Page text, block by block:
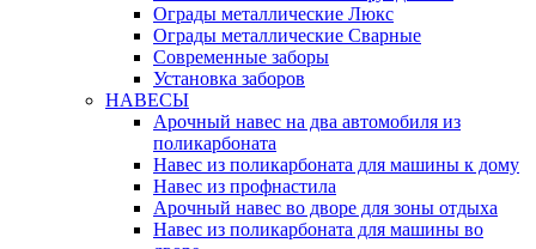
Ограды металлические Люкс
Ограды металлические Сварные
Современные заборы
Установка заборов
НАВЕСЫ
Арочный навес на два автомобиля из
поликарбоната
Навес из поликарбоната для машины к дому
Навес из профнастила
Арочный навес во дворе для зоны отдыха
Навес из поликарбоната для машины во